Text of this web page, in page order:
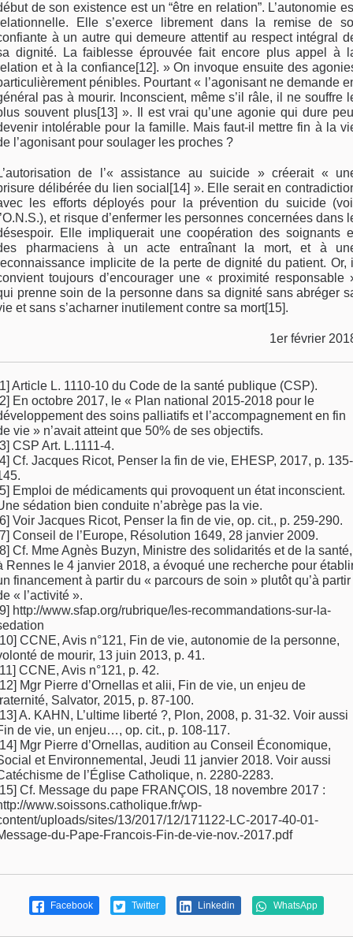
de son existence est un “être en relation”. L’autonomie
Elle s’exerce librement dans la remise de
à un autre qui demeure attentif au respect intégral
dignité. La faiblesse éprouvée fait encore plus appel à
et à la confiance[12]. » On invoque ensuite des
pénibles. Pourtant « l’agonisant ne demande
pas à mourir. Inconscient, même s’il râle, il ne souffre
souvent plus[13] ». Il est vrai qu’une agonie qui dure
intolérable pour la famille. Mais faut-il mettre fin à la
l’agonisant pour soulager les proches ?
de l’« assistance au suicide » créerait «
délibérée du lien social[14] ». Elle serait en
les efforts déployés pour la prévention du suicide
et risque d’enfermer les personnes concernées dans
Elle impliquerait une coopération des soignants
pharmaciens à un acte entraînant la mort, et à
implicite de la perte de dignité du patient. Or,
toujours d’encourager une « proximité responsable
prenne soin de la personne dans sa dignité sans abréger
et sans s’acharner inutilement contre sa mort[15].
1er février
Article L. 1110-10 du Code de la santé publique (CSP).
En octobre 2017, le « Plan national 2015-2018 pour le
des soins palliatifs et l’accompagnement en fin
vie » n’avait atteint que 50% de ses objectifs.
CSP Art. L.1111-4.
Cf. Jacques Ricot, Penser la fin de vie, EHESP, 2017, p. 135-
Emploi de médicaments qui provoquent un état inconscient.
sédation bien conduite n’abrège pas la vie.
Voir Jacques Ricot, Penser la fin de vie, op. cit., p. 259-290.
Conseil de l’Europe, Résolution 1649, 28 janvier 2009.
Cf. Mme Agnès Buzyn, Ministre des solidarités et de la santé,
Rennes le 4 janvier 2018, a évoqué une recherche pour
financement à partir du « parcours de soin » plutôt qu’à partir
« l’activité ».
http://www.sfap.org/rubrique/les-recommandations-sur-la-
CCNE, Avis n°121, Fin de vie, autonomie de la personne,
de mourir, 13 juin 2013, p. 41.
CCNE, Avis n°121, p. 42.
Mgr Pierre d’Ornellas et alii, Fin de vie, un enjeu de
Salvator, 2015, p. 87-100.
A. KAHN, L’ultime liberté ?, Plon, 2008, p. 31-32. Voir aussi
de vie, un enjeu…, op. cit., p. 108-117.
Mgr Pierre d’Ornellas, audition au Conseil Économique,
et Environnemental, Jeudi 11 janvier 2018. Voir aussi
de l’Église Catholique, n. 2280-2283.
Cf. Message du pape FRANÇOIS, 18 novembre 2017 :
www.soissons.catholique.fr/wp-
uploads/sites/13/2017/12/171122-LC-2017-40-01-
du-Pape-Francois-Fin-de-vie-nov.-2017.pdf
Facebook Twitter Linkedin WhatsApp